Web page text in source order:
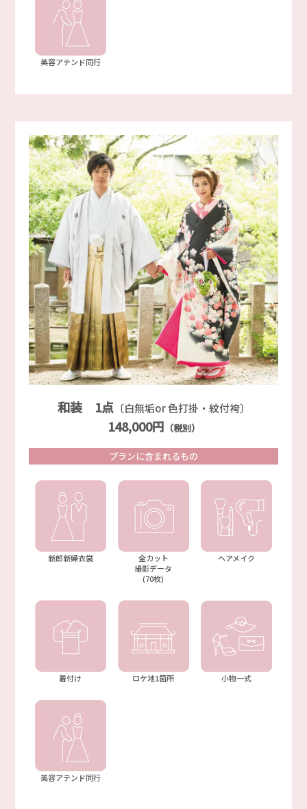
美容アテンド同行
和装 1点 〔白無垢or 色打掛・紋付袴〕
148,000円 （税別）
プランに含まれるもの
新郎新婦衣裳
全カット
撮影データ
(70枚)
ヘアメイク
着付け ロケ地1箇所 小物一式
美容アテンド同行